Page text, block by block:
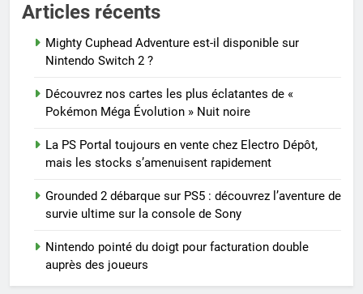
Articles récents
Mighty Cuphead Adventure est-il disponible sur
Nintendo Switch 2 ?
Découvrez nos cartes les plus éclatantes de «
Pokémon Méga Évolution » Nuit noire
La PS Portal toujours en vente chez Electro Dépôt,
mais les stocks s’amenuisent rapidement
Grounded 2 débarque sur PS5 : découvrez l’aventure de
survie ultime sur la console de Sony
Nintendo pointé du doigt pour facturation double
auprès des joueurs